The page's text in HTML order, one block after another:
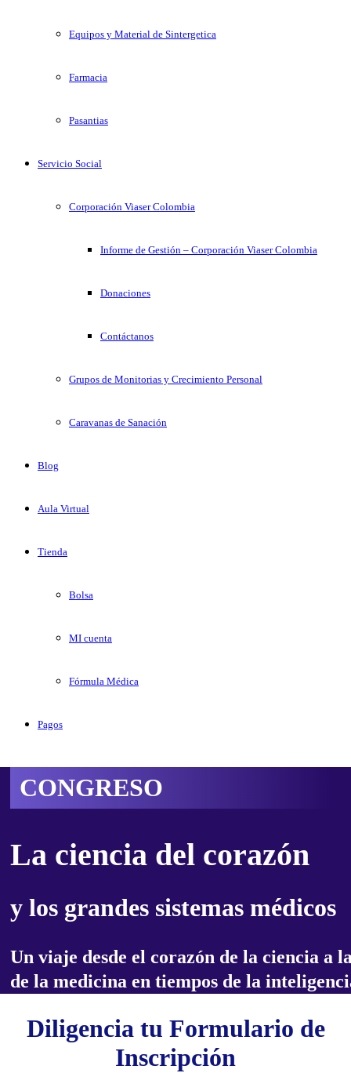
Equipos y Material de Sintergetica
Farmacia
Pasantias
Servicio Social
Corporación Viaser Colombia
Informe de Gestión – Corporación Viaser Colombia
Donaciones
Contáctanos
Grupos de Monitorias y Crecimiento Personal
Caravanas de Sanación
Blog
Aula Virtual
Tienda
Bolsa
MI cuenta
Fórmula Médica
Pagos
CONGRESO
La ciencia del corazón
y los grandes sistemas médicos
Un viaje desde el corazón de la ciencia a
de la medicina en tiempos de la
Diligencia tu Formulario de
Inscripción